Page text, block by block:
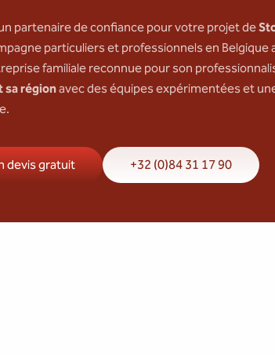
partenaire de confiance pour votre projet de
particuliers et professionnels en Belgique
familiale reconnue pour son
sa régionavec des équipes expérimentées et
devis gratuit +32 (0)84 31 17 90